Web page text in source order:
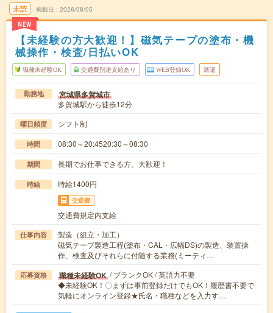
未読
NEW
掲載日 2026/08/05
【未経験の方大歓迎！】磁気テープの塗布・機
械操作・検査/日払いOK
職種未経験OK 交通費別途支給あり WEB登録OK 派遣
勤務地 宮城県多賀城市
多賀城駅から徒歩12分
曜日頻度 シフト制
時間 08:30～20:4520:30～08:30
期間 長期でお仕事できる方、大歓迎！
時給 時給1400円
交通費
交通費規定内支給
仕事内容
製造（組立・加工）
磁気テープ製造工程(塗布・CAL・広幅DS)の製造、装置操
作、検査及びそれらに付随する業務(ミーティ…
応募資格 職種未経験OK / ブランクOK / 英語力不要
◆未経験OK！〇まずは事前登録だけでもOK！履歴書不要で
気軽にオンライン登録★氏名・職種などを入力す…